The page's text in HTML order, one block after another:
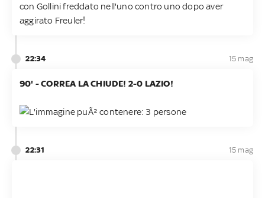
con Gollini freddato nell'uno contro uno dopo aver
aggirato Freuler!
22:34 15 mag
​90' - CORREA LA CHIUDE! 2-0 LAZIO!
22:31 15 mag